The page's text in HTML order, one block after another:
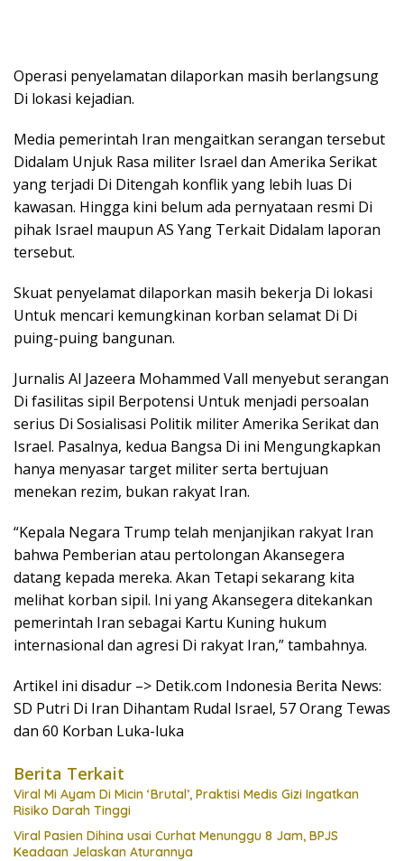
Operasi penyelamatan dilaporkan masih berlangsung
Di lokasi kejadian.
Media pemerintah Iran mengaitkan serangan tersebut
Didalam Unjuk Rasa militer Israel dan Amerika Serikat
yang terjadi Di Ditengah konflik yang lebih luas Di
kawasan. Hingga kini belum ada pernyataan resmi Di
pihak Israel maupun AS Yang Terkait Didalam laporan
tersebut.
Skuat penyelamat dilaporkan masih bekerja Di lokasi
Untuk mencari kemungkinan korban selamat Di Di
puing-puing bangunan.
Jurnalis Al Jazeera Mohammed Vall menyebut serangan
Di fasilitas sipil Berpotensi Untuk menjadi persoalan
serius Di Sosialisasi Politik militer Amerika Serikat dan
Israel. Pasalnya, kedua Bangsa Di ini Mengungkapkan
hanya menyasar target militer serta bertujuan
menekan rezim, bukan rakyat Iran.
“Kepala Negara Trump telah menjanjikan rakyat Iran
bahwa Pemberian atau pertolongan Akansegera
datang kepada mereka. Akan Tetapi sekarang kita
melihat korban sipil. Ini yang Akansegera ditekankan
pemerintah Iran sebagai Kartu Kuning hukum
internasional dan agresi Di rakyat Iran,” tambahnya.
Artikel ini disadur –> Detik.com Indonesia Berita News:
SD Putri Di Iran Dihantam Rudal Israel, 57 Orang Tewas
dan 60 Korban Luka-luka
Berita Terkait
Viral Mi Ayam Di Micin ‘Brutal’, Praktisi Medis Gizi Ingatkan
Risiko Darah Tinggi
Viral Pasien Dihina usai Curhat Menunggu 8 Jam, BPJS
Keadaan Jelaskan Aturannya